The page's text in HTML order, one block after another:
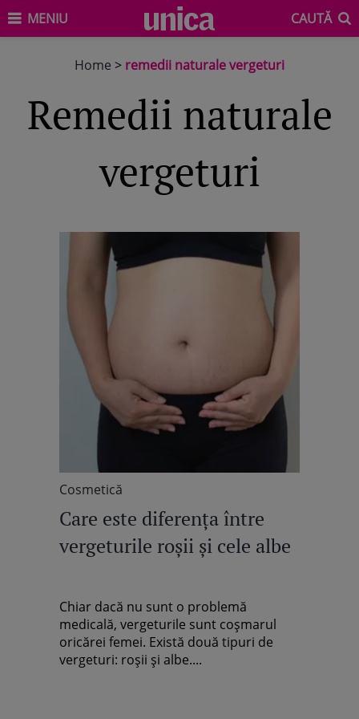
MENIU CAUTĂ
Home > remedii naturale vergeturi
remedii naturale
vergeturi
Cosmetică
Care este diferența între
vergeturile roșii și cele albe
Chiar dacă nu sunt o problemă
medicală, vergeturile sunt coșmarul
oricărei femei. Există două tipuri de
vergeturi: roșii și albe....